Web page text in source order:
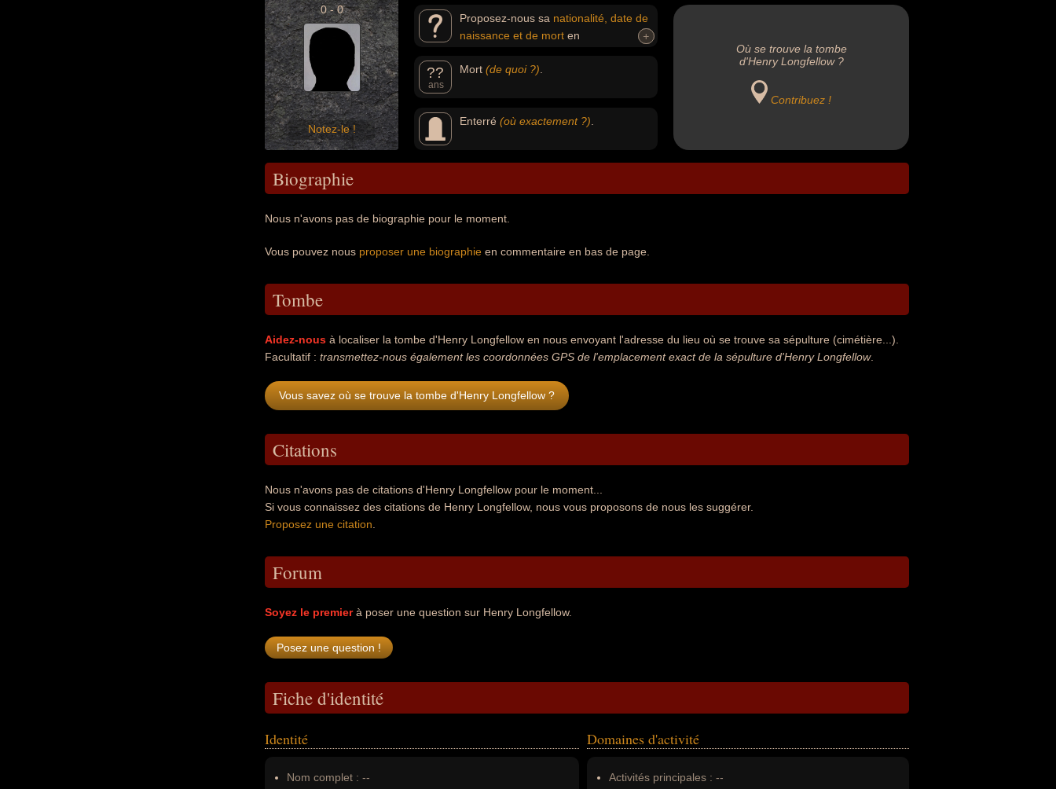
0 - 0
Notez-le !
Proposez-nous sa nationalité, date de
naissance et de mort en
+
+
??
ans
Mort (de quoi ?)
Enterré (où exactement ?)
Où se trouve la tombe
d'Henry Longfellow ?
Contribuez !
Biographie
Nous n'avons pas de biographie pour le moment.
Vous pouvez nous proposer une biographie en commentaire en bas de page.
Tombe
Aidez-nous à localiser la tombe d'Henry Longfellow en nous envoyant l'adresse du lieu où se trouve sa sépulture (cimétière...).
Facultatif : transmettez-nous également les coordonnées GPS de l'emplacement exact de la sépulture d'Henry Longfellow.
Vous savez où se trouve la tombe d'Henry Longfellow ?
Citations
Nous n'avons pas de citations d'Henry Longfellow pour le moment...
Si vous connaissez des citations de Henry Longfellow, nous vous proposons de nous les suggérer.
Proposez une citation
Forum
Soyez le premierà poser une question sur Henry Longfellow.
Fiche d'identité
Identité
Nom complet : --
Domaines d'activité
Activités principales : --